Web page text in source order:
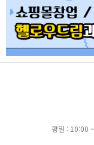
평일 : 10:00